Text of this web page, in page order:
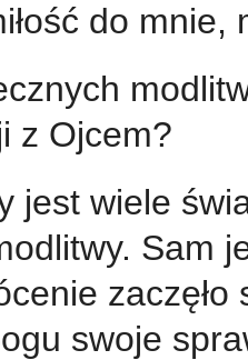
do mnie,
z Ojcem?
jest wiele
Sam
swoje